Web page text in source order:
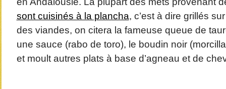
sont cuisinés à la plancha, c’est à dire grillés
des viandes, on citera la fameuse queue de
une sauce (rabo de toro), le boudin noir
et moult autres plats à base d’agneau et de